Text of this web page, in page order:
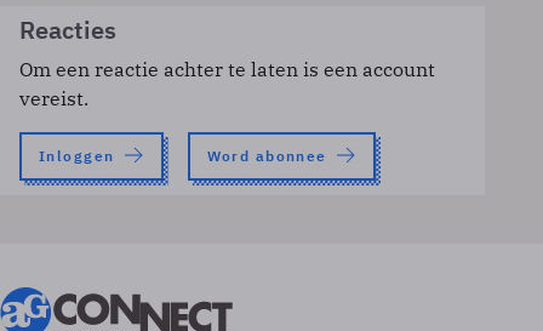
Reacties
Om een reactie achter te laten is een account
vereist.
Inloggen Word abonnee